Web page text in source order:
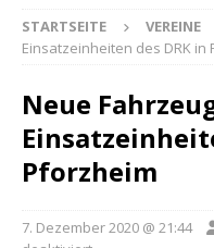
STARTSEITE VEREINE
Einsatzeinheiten des DRK in
Neue
Pforzheim
7. Dezember 2020 @ 21:44